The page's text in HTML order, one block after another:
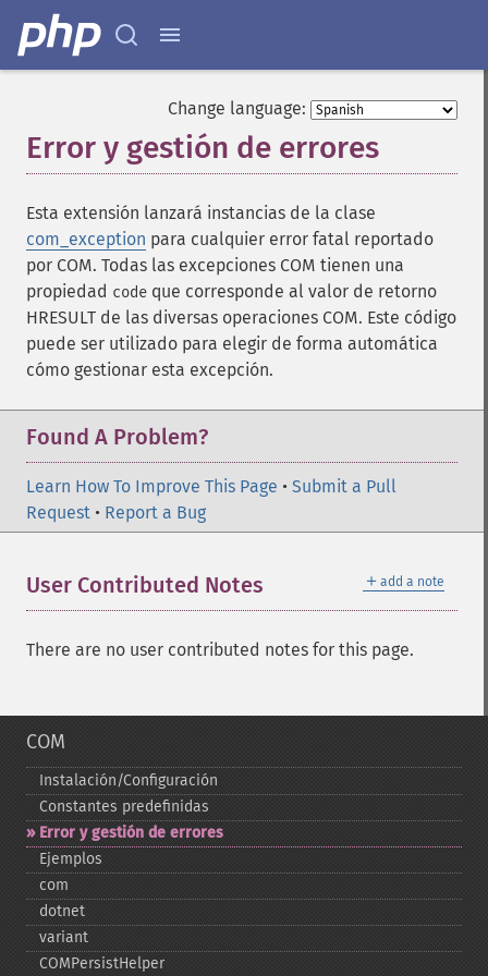
Change language:
Error y gestión de errores
Esta extensión lanzará instancias de la clase
com_exception para cualquier error fatal reportado
por COM. Todas las excepciones COM tienen una
propiedad code que corresponde al valor de retorno
HRESULT de las diversas operaciones COM. Este código
puede ser utilizado para elegir de forma automática
cómo gestionar esta excepción.
Found A Problem?
Learn How To Improve This Page • Submit a Pull
Request • Report a Bug
＋ add a note
User Contributed Notes
There are no user contributed notes for this page.
COM
Instalación/Configuración
Constantes predefinidas
Error y gestión de errores
Ejemplos
com
dotnet
variant
COMPersistHelper